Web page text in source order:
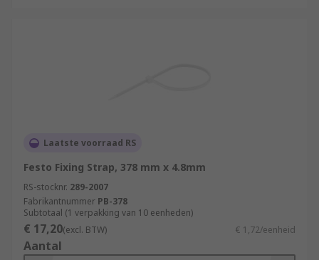
Laatste voorraad RS
Festo Fixing Strap, 378 mm x 4.8mm
RS-stocknr. 289-2007
Fabrikantnummer PB-378
Subtotaal (1 verpakking van 10 eenheden)
€ 17,20(excl. BTW) € 1,72/eenheid
Aantal